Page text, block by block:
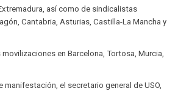
así como de sindicalistas
Cantabria, Asturias, Castilla-La Mancha y
en Barcelona, Tortosa, Murcia,
el secretario general de USO,